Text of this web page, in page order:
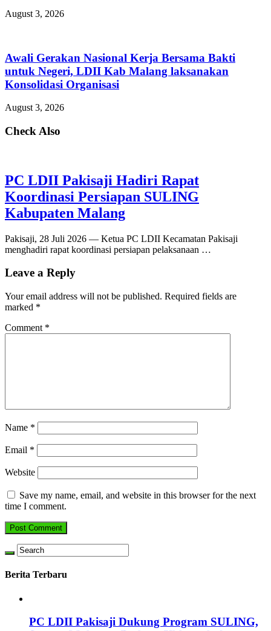
August 3, 2026
Awali Gerakan Nasional Kerja Bersama Bakti
untuk Negeri, LDII Kab Malang laksanakan
Konsolidasi Organisasi
August 3, 2026
Check Also
PC LDII Pakisaji Hadiri Rapat
Koordinasi Persiapan SULING
Kabupaten Malang
Pakisaji, 28 Juli 2026 — Ketua PC LDII Kecamatan Pakisaji
menghadiri rapat koordinasi persiapan pelaksanaan …
Leave a Reply
Your email address will not be published. Required fields are
marked *
Comment *
Name *
Email *
Website
Save my name, email, and website in this browser for the next
time I comment.
Berita Terbaru
PC LDII Pakisaji Dukung Program SULING,